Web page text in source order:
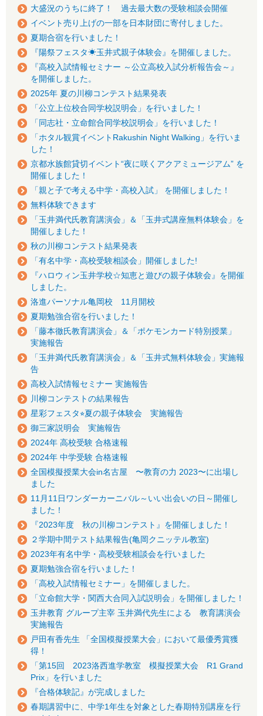
大盛況のうちに終了！ 過去最大数の受験相談会開催
イベント売り上げの一部を日本財団に寄付しました。
夏期合宿を行いました！
『陽祭フェスタ☀玉井式親子体験会』を開催しました。
『高校入試情報セミナー ～公立高校入試分析報告会～』
を開催しました。
2025年 夏の川柳コンテスト結果発表
「公立上位校合同学校説明会」を行いました！
「同志社・立命館合同学校説明会」を行いました！
「ホタル観賞イベントRakushin Night Walking」を行いま
した！
京都水族館貸切イベント“夜に咲くアクアミュージアム” を
開催しました！
「親と子で考える中学・高校入試」 を開催しました！
無料体験できます
「玉井満代氏教育講演会」＆「玉井式講座無料体験会」を
開催しました！
秋の川柳コンテスト結果発表
「有名中学・高校受験相談会」開催しました!
『ハロウィン玉井学校☆知恵と遊びの親子体験会』を開催
しました。
洛進パーソナル亀岡校 11月開校
夏期勉強合宿を行いました！
「藤本徹氏教育講演会」＆「ポケモンカード特別授業」
実施報告
「玉井満代氏教育講演会」＆「玉井式無料体験会」実施報
告
高校入試情報セミナー 実施報告
川柳コンテストの結果報告
星彩フェスタ⭐︎夏の親子体験会 実施報告
御三家説明会 実施報告
2024年 高校受験 合格速報
2024年 中学受験 合格速報
全国模擬授業大会in名古屋 〜教育の力 2023〜に出場し
ました
11月11日ワンダーカーニバル～いい出会いの日～開催し
ました！
『2023年度 秋の川柳コンテスト』を開催しました！
２学期中間テスト結果報告(亀岡クニッテル教室)
2023年有名中学・高校受験相談会を行いました
夏期勉強合宿を行いました！
「高校入試情報セミナー」を開催しました。
「立命館大学・関西大合同入試説明会」を開催しました！
玉井教育 グループ主宰 玉井満代先生による 教育講演会
実施報告
戸田有香先生 「全国模擬授業大会」において最優秀賞獲
得！
「第15回 2023洛西進学教室 模擬授業大会 R1 Grand
Prix」を行いました
『合格体験記』が完成しました
春期講習中に、中学1年生を対象とした春期特別講座を行